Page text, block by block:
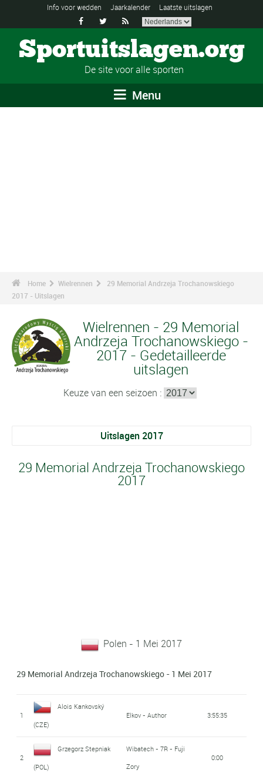
Info voor wedden Jaarkalender Laatste uitslagen
  
Sportuitslagen.org
De site voor alle sporten
Menu
Home Wielrennen
29 Memorial Andrzeja Trochanowskiego
2017 - Uitslagen
Wielrennen - 29 Memorial
Andrzeja Trochanowskiego -
2017 - Gedetailleerde
uitslagen
Keuze van een seizoen :
Uitslagen 2017
29 Memorial Andrzeja Trochanowskiego
2017
Polen - 1 Mei 2017
29 Memorial Andrzeja Trochanowskiego - 1 Mei 2017
1
Alois Kankovský
(CZE)
Elkov - Author 3:55:35
2
Grzegorz Stepniak
(POL)
Wibatech - 7R - Fuji
Zory
0:00